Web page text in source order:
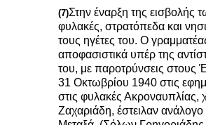
(7)Στην έναρξη της εισβολής
φυλακές, στρατόπεδα και
τους ηγέτες του. Ο
αποφασιστικά υπέρ της
του, με παροτρύνσεις στους
31 Οκτωβρίου 1940 στις
στις φυλακές
Ζαχαριάδη, έστειλαν